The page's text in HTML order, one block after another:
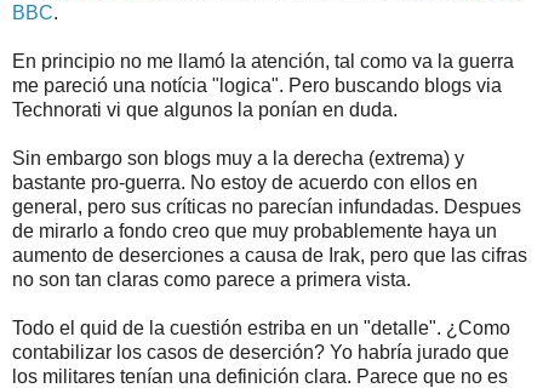
BBC.
En principio no me llamó la atención, tal como va la guerra
me pareció una notícia "logica". Pero buscando blogs via
Technorati vi que algunos la ponían en duda.
Sin embargo son blogs muy a la derecha (extrema) y
bastante pro-guerra. No estoy de acuerdo con ellos en
general, pero sus críticas no parecían infundadas. Despues
de mirarlo a fondo creo que muy probablemente haya un
aumento de deserciones a causa de Irak, pero que las cifras
no son tan claras como parece a primera vista.
Todo el quid de la cuestión estriba en un "detalle". ¿Como
contabilizar los casos de deserción? Yo habría jurado que
los militares tenían una definición clara. Parece que no es